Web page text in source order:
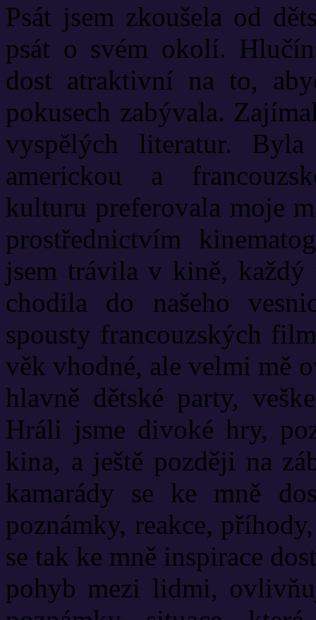
Psát jsem zkoušela od
psát o svém okolí.
dost atraktivní na to,
pokusech zabývala.
vyspělých literatur.
americkou a
kulturu preferovala moje
prostřednictvím
jsem trávila v kině, každý
chodila do našeho
spousty francouzských
věk vhodné, ale velmi mě
hlavně dětské party,
Hráli jsme divoké hry,
kina, a ještě později na
kamarády se ke mně
poznámky, reakce,
se tak ke mně inspirace
pohyb mezi lidmi,